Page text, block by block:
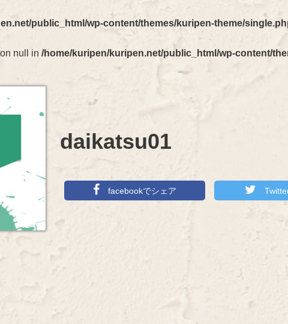
public_html/wp-content/themes/kuripen-theme/
on null in/home/kuripen/kuripen.net/public_html/wp-content/
daikatsu01
facebookでシェア